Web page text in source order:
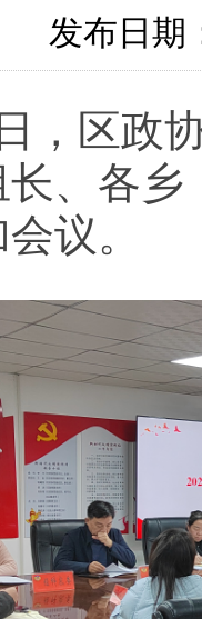
发布日期
区政协
、各
议。